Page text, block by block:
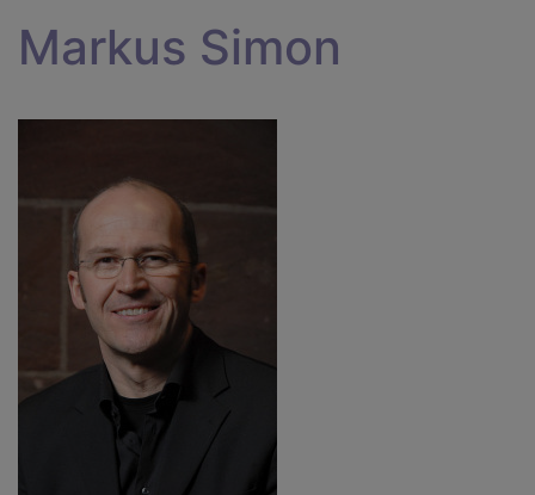
Markus Simon